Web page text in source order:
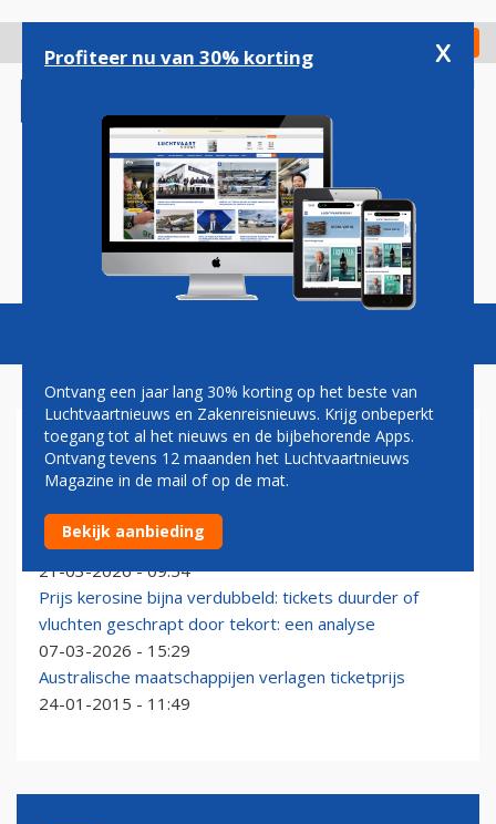
gaan
Check in
Magazine Podcasts Vacatures
JET FUEL
United gaat minder vliegen vanwege hoge
kerosineprijs
21-03-2026 - 09:54
Prijs kerosine bijna verdubbeld: tickets duurder of
vluchten geschrapt door tekort: een analyse
07-03-2026 - 15:29
Australische maatschappijen verlagen ticketprijs
24-01-2015 - 11:49
Profiteer nu van 30% korting x
Ontvang een jaar lang 30% korting op het beste van
Luchtvaartnieuws en Zakenreisnieuws. Krijg onbeperkt
toegang tot al het nieuws en de bijbehorende Apps.
Ontvang tevens 12 maanden het Luchtvaartnieuws
Magazine in de mail of op de mat.
Bekijk aanbieding